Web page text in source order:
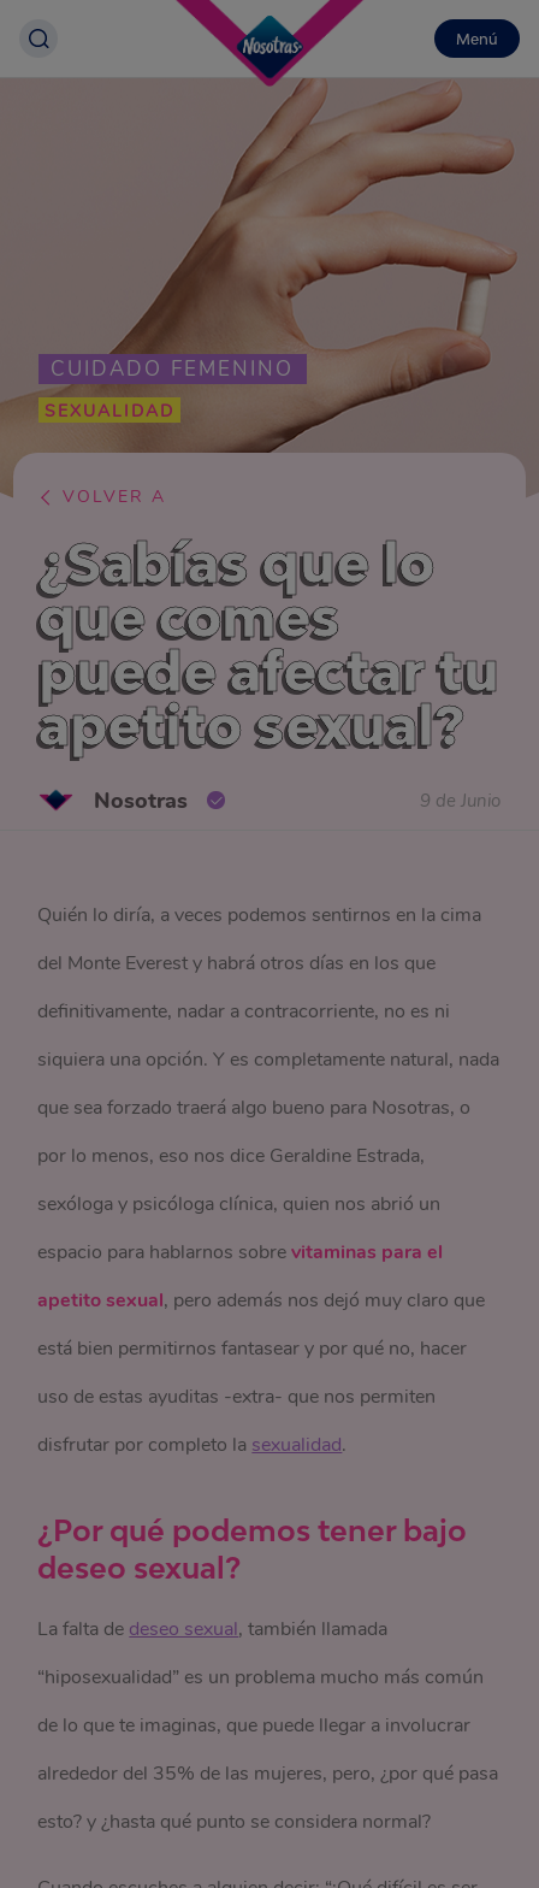
Menú
CUIDADO FEMENINO
SEXUALIDAD
VOLVER A
¿Sabías que lo
que comes
puede afectar tu
apetito sexual?
Nosotras 9 de Junio
Quién lo diría, a veces podemos sentirnos en la cima
del Monte Everest y habrá otros días en los que
definitivamente, nadar a contracorriente, no es ni
siquiera una opción. Y es completamente natural, nada
que sea forzado traerá algo bueno para Nosotras, o
por lo menos, eso nos dice Geraldine Estrada,
sexóloga y psicóloga clínica, quien nos abrió un
espacio para hablarnos sobrevitaminas para el
apetito sexual, pero además nos dejó muy claro que
está bien permitirnos fantasear y por qué no, hacer
uso de estas ayuditas -extra- que nos permiten
disfrutar por completo la sexualidad.
¿Por qué podemos tener bajo
deseo sexual?
La falta de deseo sexual, también llamada
“hiposexualidad” es un problema mucho más común
de lo que te imaginas, que puede llegar a involucrar
alrededor del 35% de las mujeres, pero, ¿por qué pasa
esto? y ¿hasta qué punto se considera normal?